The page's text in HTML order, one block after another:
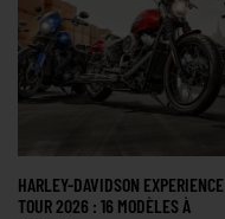
HARLEY-DAVIDSON EXPERIENCE
TOUR 2026 : 16 MODÈLES À